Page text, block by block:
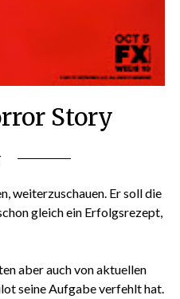
Story
weiterzuschauen. Er soll die
gleich ein Erfolgsrezept,
aber auch von aktuellen
seine Aufgabe verfehlt hat.